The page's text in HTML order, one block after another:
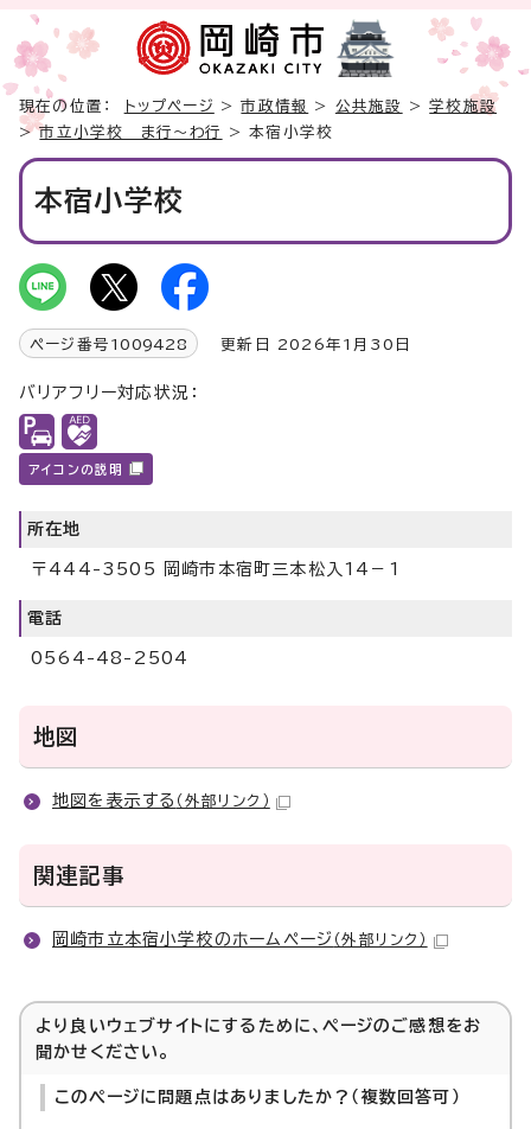
現在の位置： トップページ >市政情報 > 公共施設 >学校施設
>市立小学校 ま行～わ行 > 本宿小学校
本宿小学校
ページ番号 1009428 更新日 2026年1月30日
バリアフリー対応状況：
アイコンの説明
所在地
〒444-3505 岡崎市本宿町三本松入14－1
電話
0564-48-2504
地図
地図を表示する （外部リンク）
関連記事
岡崎市立本宿小学校のホームページ （外部リンク）
より良いウェブサイトにするために、ページのご感想をお
聞かせください。
このページに問題点はありましたか？（複数回答可）